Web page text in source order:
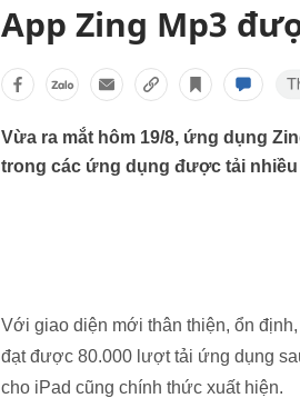
App Zing Mp3
Vừa ra mắt hôm 19/8, ứng dụng
trong các ứng dụng được tải
Với giao diện mới thân thiện, ổn
đạt được 80.000 lượt tải ứng dụng
cho iPad cũng chính thức xuất hiện.